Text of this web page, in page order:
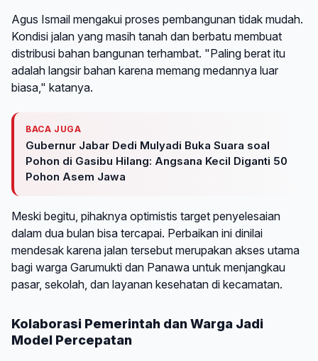
Agus Ismail mengakui proses pembangunan tidak mudah.
Kondisi jalan yang masih tanah dan berbatu membuat
distribusi bahan bangunan terhambat. "Paling berat itu
adalah langsir bahan karena memang medannya luar
biasa," katanya.
BACA JUGA
Gubernur Jabar Dedi Mulyadi Buka Suara soal
Pohon di Gasibu Hilang: Angsana Kecil Diganti 50
Pohon Asem Jawa
Meski begitu, pihaknya optimistis target penyelesaian
dalam dua bulan bisa tercapai. Perbaikan ini dinilai
mendesak karena jalan tersebut merupakan akses utama
bagi warga Garumukti dan Panawa untuk menjangkau
pasar, sekolah, dan layanan kesehatan di kecamatan.
Kolaborasi Pemerintah dan Warga Jadi
Model Percepatan